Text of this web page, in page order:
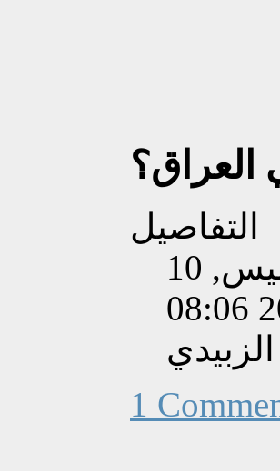
العراق؟
التفاصيل
تم إنشاءه بتاريخ الخميس, 10
1